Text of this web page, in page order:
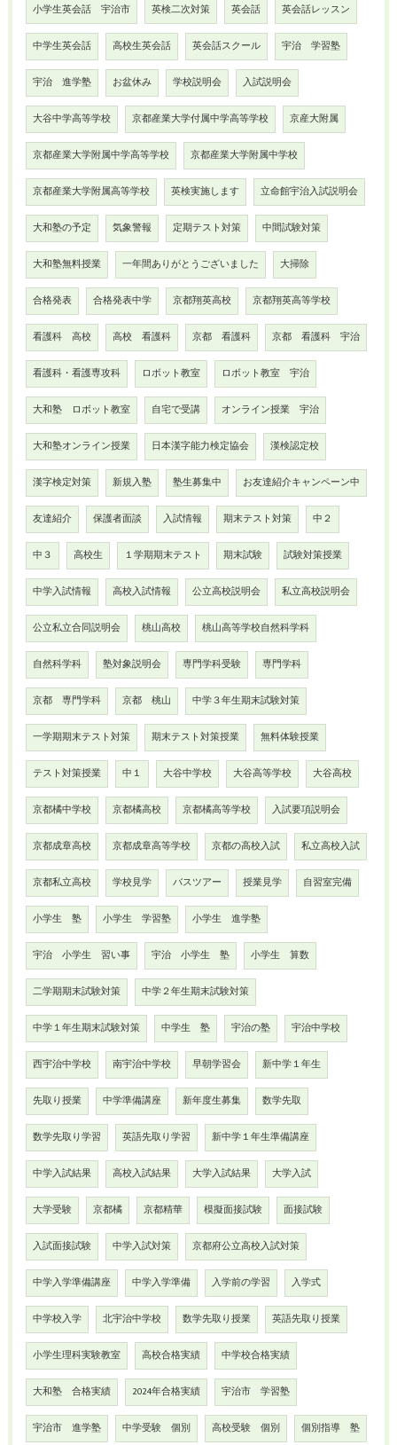
小学生英会話 宇治市 英検二次対策 英会話 英会話レッスン
中学生英会話 高校生英会話 英会話スクール 宇治 学習塾
宇治 進学塾 お盆休み 学校説明会 入試説明会
大谷中学高等学校 京都産業大学付属中学高等学校 京産大附属
京都産業大学附属中学高等学校 京都産業大学附属中学校
京都産業大学附属高等学校 英検実施します 立命館宇治入試説明会
大和塾の予定 気象警報 定期テスト対策 中間試験対策
大和塾無料授業 一年間ありがとうございました 大掃除
合格発表 合格発表中学 京都翔英高校 京都翔英高等学校
看護科 高校 高校 看護科 京都 看護科 京都 看護科 宇治
看護科・看護専攻科 ロボット教室 ロボット教室 宇治
大和塾 ロボット教室 自宅で受講 オンライン授業 宇治
大和塾オンライン授業 日本漢字能力検定協会 漢検認定校
漢字検定対策 新規入塾 塾生募集中 お友達紹介キャンペーン中
友達紹介 保護者面談 入試情報 期末テスト対策 中２
中３ 高校生 １学期期末テスト 期末試験 試験対策授業
中学入試情報 高校入試情報 公立高校説明会 私立高校説明会
公立私立合同説明会 桃山高校 桃山高等学校自然科学科
自然科学科 塾対象説明会 専門学科受験 専門学科
京都 専門学科 京都 桃山 中学３年生期末試験対策
一学期期末テスト対策 期末テスト対策授業 無料体験授業
テスト対策授業 中１ 大谷中学校 大谷高等学校 大谷高校
京都橘中学校 京都橘高校 京都橘高等学校 入試要項説明会
京都成章高校 京都成章高等学校 京都の高校入試 私立高校入試
京都私立高校 学校見学 バスツアー 授業見学 自習室完備
小学生 塾 小学生 学習塾 小学生 進学塾
宇治 小学生 習い事 宇治 小学生 塾 小学生 算数
二学期期末試験対策 中学２年生期末試験対策
中学１年生期末試験対策 中学生 塾 宇治の塾 宇治中学校
西宇治中学校 南宇治中学校 早朝学習会 新中学１年生
先取り授業 中学準備講座 新年度生募集 数学先取
数学先取り学習 英語先取り学習 新中学１年生準備講座
中学入試結果 高校入試結果 大学入試結果 大学入試
大学受験 京都橘 京都精華 模擬面接試験 面接試験
入試面接試験 中学入試対策 京都府公立高校入試対策
中学入学準備講座 中学入学準備 入学前の学習 入学式
中学校入学 北宇治中学校 数学先取り授業 英語先取り授業
小学生理科実験教室 高校合格実績 中学校合格実績
大和塾 合格実績 2024年合格実績 宇治市 学習塾
宇治市 進学塾 中学受験 個別 高校受験 個別 個別指導 塾